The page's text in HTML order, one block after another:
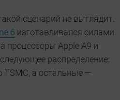
сценарий не выглядит.
6 изготавливался силами
процессоры Apple A9 и
распределение:
TSMC, а остальные —